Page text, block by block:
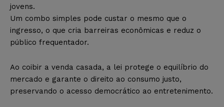
jovens.
Um combo simples pode custar o mesmo que o
ingresso, o que cria barreiras econômicas e reduz o
público frequentador.
Ao coibir a venda casada, a lei protege o equilíbrio do
mercado e garante o direito ao consumo justo,
preservando o acesso democrático ao entretenimento.